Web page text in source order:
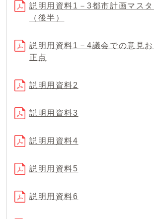
説明用資料1－3都市計画マス
（後半）
説明用資料1－4議会での意見
正点
説明用資料2
説明用資料3
説明用資料4
説明用資料5
説明用資料6